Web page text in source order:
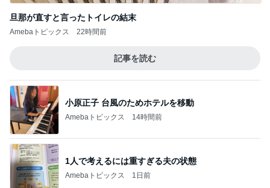
旦那が直すと言ったトイレの結末
Amebaトピックス 22時間前
記事を読む
小原正子 台風のためホテルを移動
Amebaトピックス 14時間前
1人で考えるには重すぎる夫の状態
Amebaトピックス 1日前